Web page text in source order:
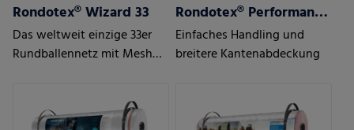
Rondotex® Wizard 33
Das weltweit einzige 33er
Rundballennetz mit Mesh
Rondotex® Performance+ Rundballennetz
Einfaches Handling und
breitere Kantenabdeckung